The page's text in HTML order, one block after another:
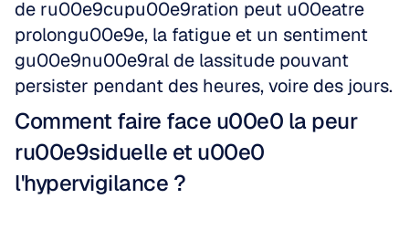
de ru00e9cupu00e9ration peut u00eatre
prolongu00e9e, la fatigue et un sentiment
gu00e9nu00e9ral de lassitude pouvant
persister pendant des heures, voire des jours.
Comment faire face u00e0 la peur
ru00e9siduelle et u00e0
l'hypervigilance ?